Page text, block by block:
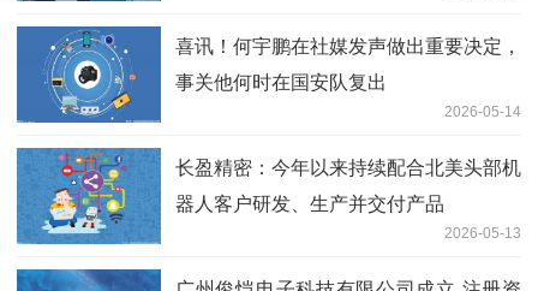
喜讯！何宇鹏在社媒发声做出重要决定，
事关他何时在国安队复出
2026-05-14
长盈精密：今年以来持续配合北美头部机
器人客户研发、生产并交付产品
2026-05-13